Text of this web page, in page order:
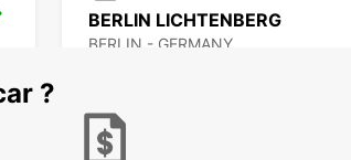
BERLIN LICHTENBERG
BERLIN - GERMANY
?